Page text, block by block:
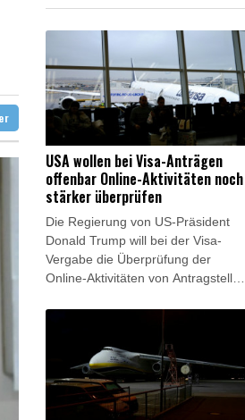
USA wollen bei Visa-Anträgen
offenbar Online-Aktivitäten noch
stärker überprüfen
Die Regierung von US-Präsident
Donald Trump will bei der Visa-
Vergabe die Überprüfung der
Online-Aktivitäten von Antragstellern
Überprüfung von Instagram-Konten
weitere Visa-Kategorien ausgedehnt
werden, unter anderem auf
ausländische Journalisten,
berichtete "The Daily Signal". Die